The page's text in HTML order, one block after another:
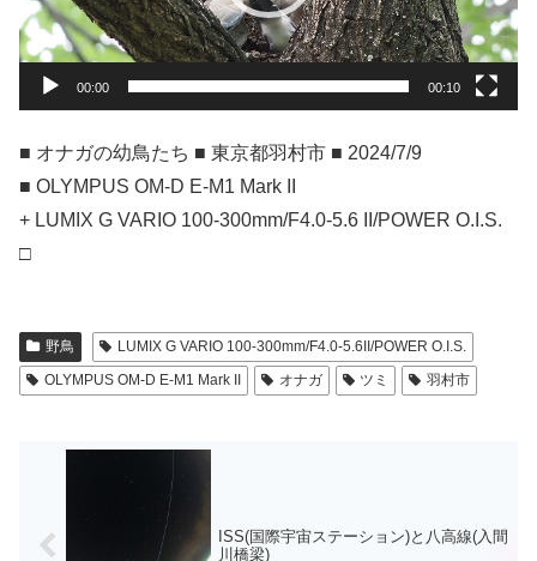
ヤ
ー
00:00 00:10
■ オナガの幼鳥たち ■ 東京都羽村市 ■ 2024/7/9
■ OLYMPUS OM-D E-M1 Mark II
+ LUMIX G VARIO 100-300mm/F4.0-5.6 II/POWER O.I.S.
□
野鳥
LUMIX G VARIO 100-300mm/F4.0-5.6II/POWER O.I.S.
OLYMPUS OM-D E-M1 Mark II
オナガ ツミ 羽村市
ISS(国際宇宙ステーション)と八高線(入間
川橋梁)